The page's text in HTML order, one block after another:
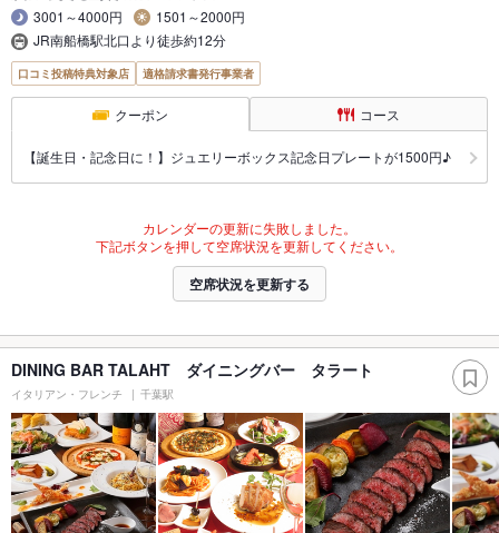
3001～4000円
1501～2000円
JR南船橋駅北口より徒歩約12分
口コミ投稿特典対象店 適格請求書発行事業者
クーポン コース
【誕生日・記念日に！】ジュエリーボックス記念日プレートが1500円♪
カレンダーの更新に失敗しました。
下記ボタンを押して空席状況を更新してください。
空席状況を更新する
DINING BAR TALAHT ダイニングバー タラート
イタリアン・フレンチ 千葉駅